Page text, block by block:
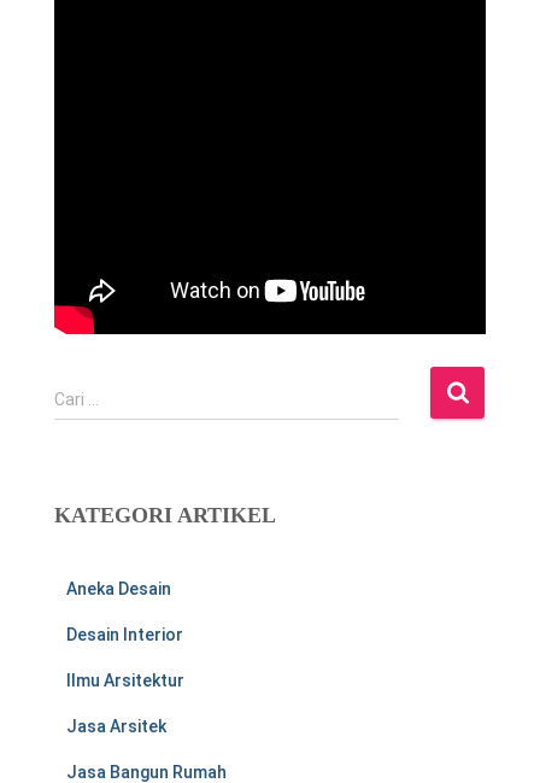
C
a
n
Cari …
KATEGORI ARTIKEL
Aneka Desain
Desain Interior
Ilmu Arsitektur
Jasa Arsitek
Jasa Bangun Rumah